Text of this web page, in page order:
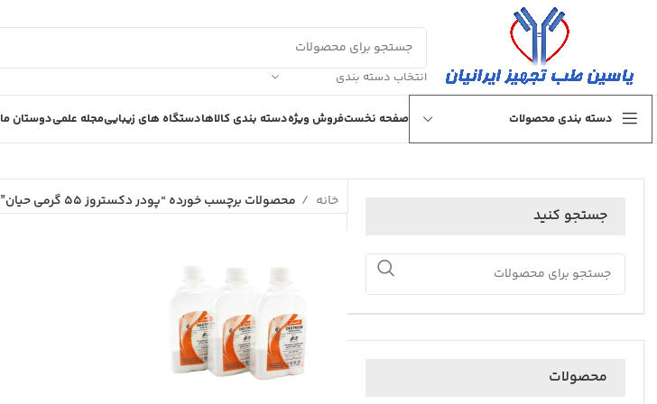
انتخاب دسته بندی
دسته بندی محصولات صفحه نخستفروش ویژهدسته بندی کالاهادستگاه های زیباییمجله علمیدوستان ما
جستجو کنید
محصولات
خانه محصولات برچسب خورده “پودر دکستروز 55 گرمی حیان”